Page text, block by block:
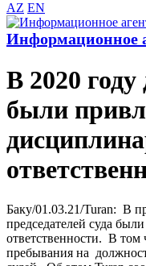
AZ EN
Информационное
В 2020 году
были
Баку/01.03.21/Turan: В
председателей суда
ответственности. В том
пребывания на